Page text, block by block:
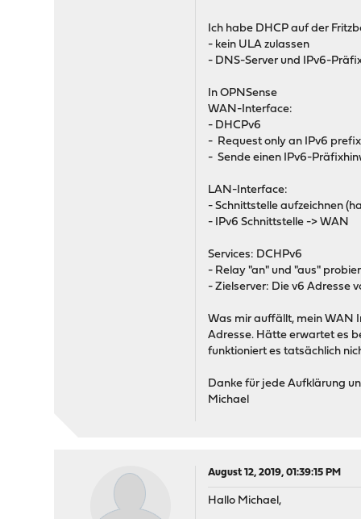
Ich habe DHCP auf der
- kein ULA zulassen
- DNS-Server und IPv6-
In OPNSense
WAN-Interface:
- DHCPv6
- Request only an IPv6
- Sende einen IPv6-
LAN-Interface:
- Schnittstelle aufzeichnen
- IPv6 Schnittstelle -> WAN
Services: DCHPv6
- Relay "an" und "aus"
- Zielserver: Die v6 Adresse
Was mir auffällt, mein WAN
Adresse. Hätte erwartet es
funktioniert es tatsächlich
Danke für jede Aufklärung
Michael
August 12, 2019, 01:39:15 PM
Hallo Michael,